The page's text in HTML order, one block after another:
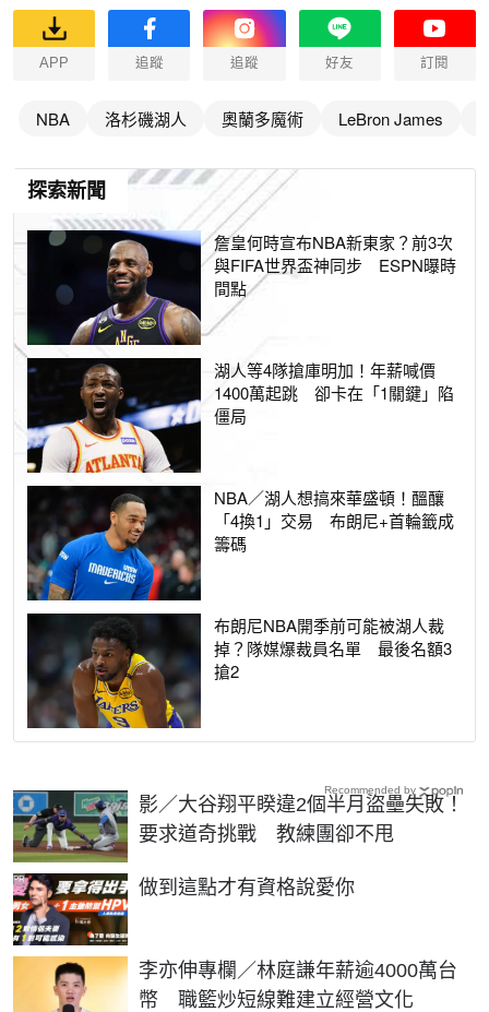
APP 追蹤 追蹤 好友 訂閱
NBA 洛杉磯湖人 奧蘭多魔術 LeBron James
探索新聞
詹皇何時宣布NBA新東家？前3次
與FIFA世界盃神同步 ESPN曝時
間點
湖人等4隊搶庫明加！年薪喊價
1400萬起跳 卻卡在「1關鍵」陷
僵局
NBA／湖人想搞來華盛頓！醞釀
「4換1」交易 布朗尼+首輪籤成
籌碼
布朗尼NBA開季前可能被湖人裁
掉？隊媒爆裁員名單 最後名額3
搶2
影／大谷翔平睽違2個半月盜壘失敗！
要求道奇挑戰 教練團卻不甩
做到這點才有資格說愛你
PR
李亦伸專欄／林庭謙年薪逾4000萬台
幣 職籃炒短線難建立經營文化
Recommended by